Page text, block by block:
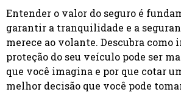
Entender o valor do seguro é
garantir a tranquilidade e a
merece ao volante. Descubra como
proteção do seu veículo pode ser
que você imagina e por que cotar
melhor decisão que você pode